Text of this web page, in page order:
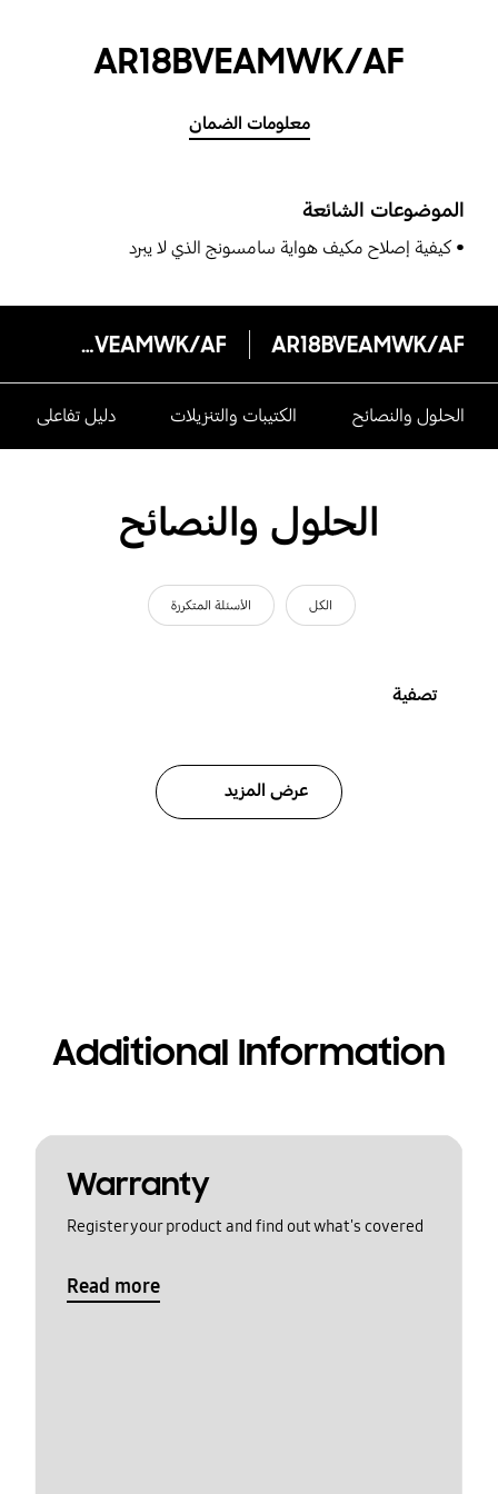
AR18BVEAMWK/AF
معلومات الضمان
الموضوعات الشائعة
كيفية إصلاح مكيف هواية سامسونج الذي لا يبرد
AR18BVEAMWK/AF
AR18BVEAMWK/AF
الحلول والنصائح الكتيبات والتنزيلات دليل تفاعلى
الحلول والنصائح
الكل الأسئلة المتكررة
تصفية
عرض المزيد
Additional Information
Warranty
Register your product and find out what's covered
Read more